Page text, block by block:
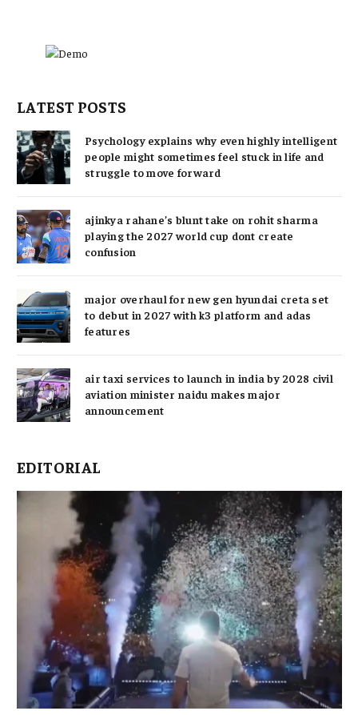
LATEST POSTS
Psychology explains why even highly intelligent
people might sometimes feel stuck in life and
struggle to move forward
ajinkya rahane’s blunt take on rohit sharma
playing the 2027 world cup dont create
confusion
major overhaul for new gen hyundai creta set
to debut in 2027 with k3 platform and adas
features
air taxi services to launch in india by 2028 civil
aviation minister naidu makes major
announcement
EDITORIAL